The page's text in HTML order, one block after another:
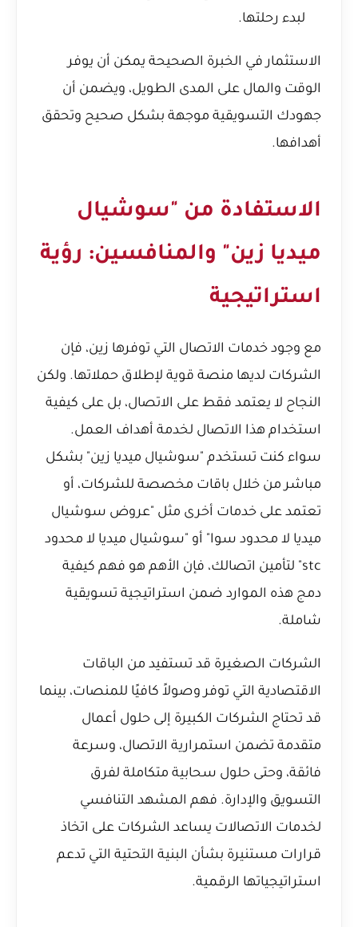
لبدء رحلتها.
الاستثمار في الخبرة الصحيحة يمكن أن يوفر
الوقت والمال على المدى الطويل، ويضمن أن
جهودك التسويقية موجهة بشكل صحيح وتحقق
أهدافها.
الاستفادة من "سوشيال
ميديا زين" والمنافسين: رؤية
استراتيجية
مع وجود خدمات الاتصال التي توفرها زين، فإن
الشركات لديها منصة قوية لإطلاق حملاتها. ولكن
النجاح لا يعتمد فقط على الاتصال، بل على كيفية
استخدام هذا الاتصال لخدمة أهداف العمل.
سواء كنت تستخدم "سوشيال ميديا زين" بشكل
مباشر من خلال باقات مخصصة للشركات، أو
تعتمد على خدمات أخرى مثل "عروض سوشيال
ميديا لا محدود سوا" أو "سوشيال ميديا لا محدود
stc" لتأمين اتصالك، فإن الأهم هو فهم كيفية
دمج هذه الموارد ضمن استراتيجية تسويقية
شاملة.
الشركات الصغيرة قد تستفيد من الباقات
الاقتصادية التي توفر وصولاً كافيًا للمنصات، بينما
قد تحتاج الشركات الكبيرة إلى حلول أعمال
متقدمة تضمن استمرارية الاتصال، وسرعة
فائقة، وحتى حلول سحابية متكاملة لفرق
التسويق والإدارة. فهم المشهد التنافسي
لخدمات الاتصالات يساعد الشركات على اتخاذ
قرارات مستنيرة بشأن البنية التحتية التي تدعم
استراتيجياتها الرقمية.